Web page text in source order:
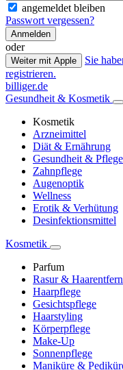
angemeldet bleiben
Passwort vergessen?
Anmelden
oder
Weiter mit Apple
Sie
registrieren.
billiger.de
Gesundheit & Kosmetik
Kosmetik
Arzneimittel
Diät & Ernährung
Gesundheit & Pflege
Zahnpflege
Augenoptik
Wellness
Erotik & Verhütung
Desinfektionsmittel
Kosmetik
Parfum
Rasur &
Haarpflege
Gesichtspflege
Haarstyling
Körperpflege
Make-Up
Sonnenpflege
Maniküre &